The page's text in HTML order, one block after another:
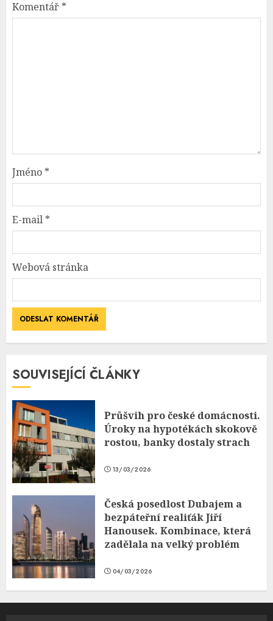
Komentář *
Jméno *
E-mail *
Webová stránka
SOUVISEJÍCÍ ČLÁNKY
Průšvih pro české domácnosti.
Úroky na hypotékách skokově
rostou, banky dostaly strach
13/03/2026
Česká posedlost Dubajem a
bezpáteřní realiťák Jiří
Hanousek. Kombinace, která
zadělala na velký problém
04/03/2026